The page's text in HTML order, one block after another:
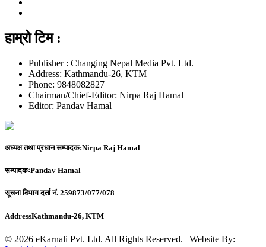
हाम्रो टिम :
Publisher : Changing Nepal Media Pvt. Ltd.
Address: Kathmandu-26, KTM
Phone: 9848082827
Chairman/Chief-Editor: Nirpa Raj Hamal
Editor: Pandav Hamal
अध्यक्ष तथा प्रधान सम्पादक:Nirpa Raj Hamal
सम्पादकःPandav Hamal
सूचना विभाग दर्ता नं. 259873/077/078
AddressKathmandu-26, KTM
© 2026 eKarnali Pvt. Ltd. All Rights Reserved. | Website By: